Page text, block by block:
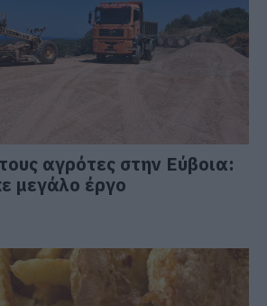
αγρότες στην Εύβοια:
μεγάλο έργο